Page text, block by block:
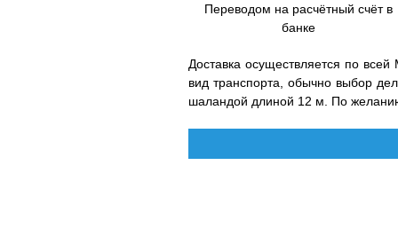
Переводом на расчётный счёт в
банке
Доставка осуществляется по всей
вид транспорта, обычно выбор
шаландой длиной 12 м. По